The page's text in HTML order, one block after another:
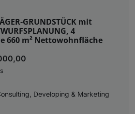
GRUNDSTÜCK mit
4
660 m² Nettowohnfläche
Developing & Marketing